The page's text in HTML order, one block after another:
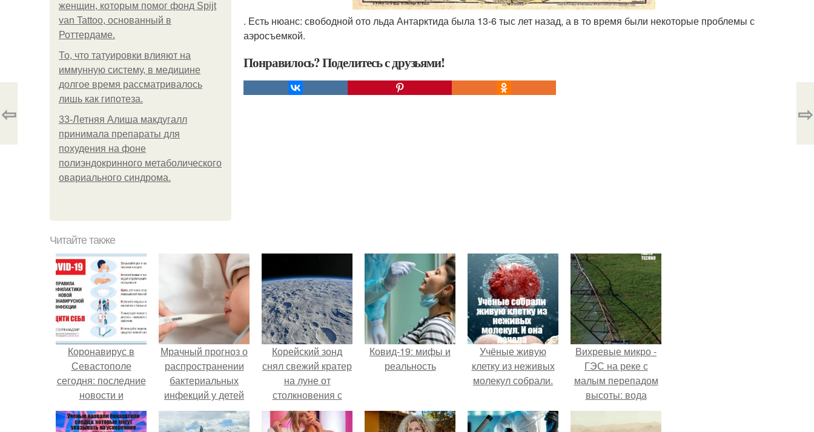
женщин, которым помог фонд Spijt
van Tattoo, основанный в
Роттердаме.
То, что татуировки влияют на
иммунную систему, в медицине
долгое время рассматривалось
лишь как гипотеза.
33-Летняя Алиша макдугалл
принимала препараты для
похудения на фоне
полиэндокринного метаболического
овариального синдрома.
. Есть нюанс: свободной ото льда Антарктида была 13-6 тыс лет назад, а в то время были некоторые проблемы с
аэросъемкой.
Понравилось? Поделитесь с друзьями!
⇦ ⇨
Читайте также
Коронавирус в
Севастополе
сегодня: последние
новости и
статистика
Мрачный прогноз о
распространении
бактериальных
инфекций у детей
вышел.
Корейский зонд
снял свежий кратер
на луне от
столкновения с
обломком Falcon 9.
Ковид-19: мифы и
реальность
Учёные живую
клетку из неживых
молекул собрали.
Вихревые микро -
ГЭС на реке с
малым перепадом
высоты: вода
закручивается в
бетонной камере и